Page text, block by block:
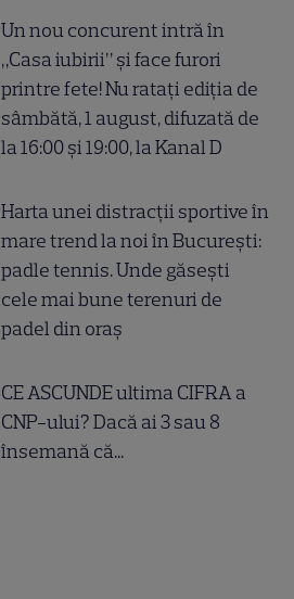
Un nou concurent intră în
„Casa iubirii” și face furori
printre fete! Nu ratați ediția de
sâmbătă, 1 august, difuzată de
la 16:00 și 19:00, la Kanal D
Harta unei distracții sportive în
mare trend la noi în București:
padle tennis. Unde găsești
cele mai bune terenuri de
padel din oraș
CE ASCUNDE ultima CIFRA a
CNP-ului? Dacă ai 3 sau 8
însemană că...